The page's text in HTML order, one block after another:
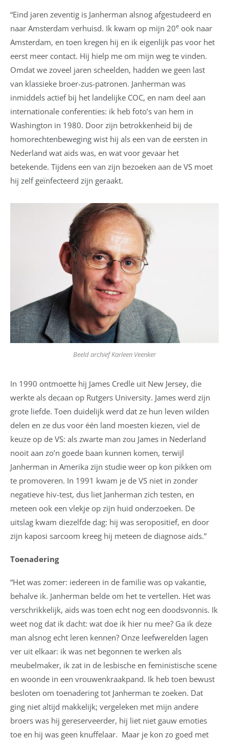
“Eind jaren zeventig is Janherman alsnog afgestudeerd en
naar Amsterdam verhuisd. Ik kwam op mijn 20e ook naar
Amsterdam, en toen kregen hij en ik eigenlijk pas voor het
eerst meer contact. Hij hielp me om mijn weg te vinden.
Omdat we zoveel jaren scheelden, hadden we geen last
van klassieke broer-zus-patronen. Janherman was
inmiddels actief bij het landelijke COC, en nam deel aan
internationale conferenties: ik heb foto’s van hem in
Washington in 1980. Door zijn betrokkenheid bij de
homorechtenbeweging wist hij als een van de eersten in
Nederland wat aids was, en wat voor gevaar het
betekende. Tijdens een van zijn bezoeken aan de VS moet
hij zelf geïnfecteerd zijn geraakt.
Beeld archief Karleen Veenker
In 1990 ontmoette hij James Credle uit New Jersey, die
werkte als decaan op Rutgers University. James werd zijn
grote liefde. Toen duidelijk werd dat ze hun leven wilden
delen en ze dus voor één land moesten kiezen, viel de
keuze op de VS: als zwarte man zou James in Nederland
nooit aan zo’n goede baan kunnen komen, terwijl
Janherman in Amerika zijn studie weer op kon pikken om
te promoveren. In 1991 kwam je de VS niet in zonder
negatieve hiv-test, dus liet Janherman zich testen, en
meteen ook een vlekje op zijn huid onderzoeken. De
uitslag kwam diezelfde dag: hij was seropositief, en door
zijn kaposi sarcoom kreeg hij meteen de diagnose aids.”
Toenadering
“Het was zomer: iedereen in de familie was op vakantie,
behalve ik. Janherman belde om het te vertellen. Het was
verschrikkelijk, aids was toen echt nog een doodsvonnis. Ik
weet nog dat ik dacht: wat doe ik hier nu mee? Ga ik deze
man alsnog echt leren kennen? Onze leefwerelden lagen
ver uit elkaar: ik was net begonnen te werken als
meubelmaker, ik zat in de lesbische en feministische scene
en woonde in een vrouwenkraakpand. Ik heb toen bewust
besloten om toenadering tot Janherman te zoeken. Dat
ging niet altijd makkelijk; vergeleken met mijn andere
broers was hij gereserveerder, hij liet niet gauw emoties
toe en hij was geen knuffelaar. Maar je kon zo goed met